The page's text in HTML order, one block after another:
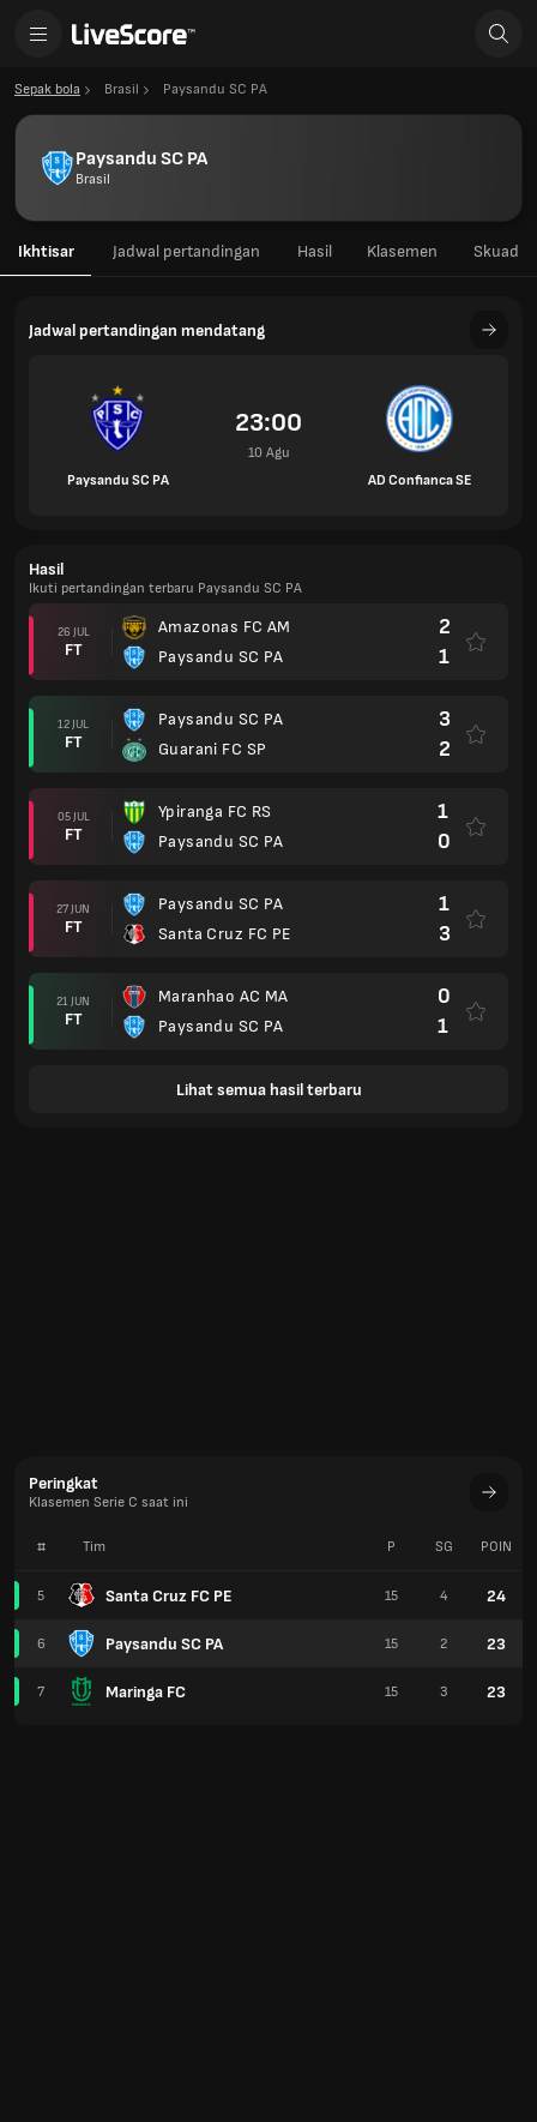
Sepak bola Brasil Paysandu SC PA
Paysandu SC PA
Brasil
Ikhtisar Jadwal pertandingan Hasil Klasemen Skuad
Jadwal pertandingan mendatang
Paysandu SC PA
23:00
10 Agu
AD Confianca SE
Hasil
Ikuti pertandingan terbaru Paysandu SC PA
26 JUL
FT
Amazonas FC AM
Paysandu SC PA
2
1
12 JUL
FT
Paysandu SC PA
Guarani FC SP
3
2
05 JUL
FT
Ypiranga FC RS
Paysandu SC PA
1
0
27 JUN
FT
Paysandu SC PA
Santa Cruz FC PE
1
3
21 JUN
FT
Maranhao AC MA
Paysandu SC PA
0
1
Lihat semua hasil terbaru
Peringkat
Klasemen Serie C saat ini
# Tim
5 Santa Cruz FC PE
6 Paysandu SC PA
7 Maringa FC
P SG POIN
15 4 24
15 2 23
15 3 23